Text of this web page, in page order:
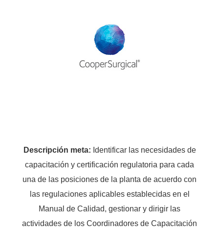
Descripción meta: Identificar las necesidades de
capacitación y certificación regulatoria para cada
una de las posiciones de la planta de acuerdo con
las regulaciones aplicables establecidas en el
Manual de Calidad, gestionar y dirigir las
actividades de los Coordinadores de Capacitación